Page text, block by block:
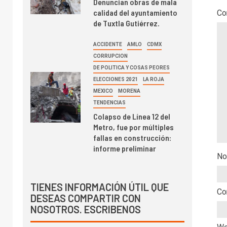
calidad del ayuntamiento
de Tuxtla Gutiérrez.
ACCIDENTE AMLO CDMX
CORRUPCION
DE POLITICA Y COSAS PEORES
ELECCIONES 2021 LA ROJA
MEXICO MORENA
TENDENCIAS
Colapso de Línea 12 del
Metro, fue por múltiples
fallas en construcción:
informe preliminar
TIENES INFORMACIÓN ÚTIL QUE
DESEAS COMPARTIR CON
NOSOTROS. ESCRIBENOS